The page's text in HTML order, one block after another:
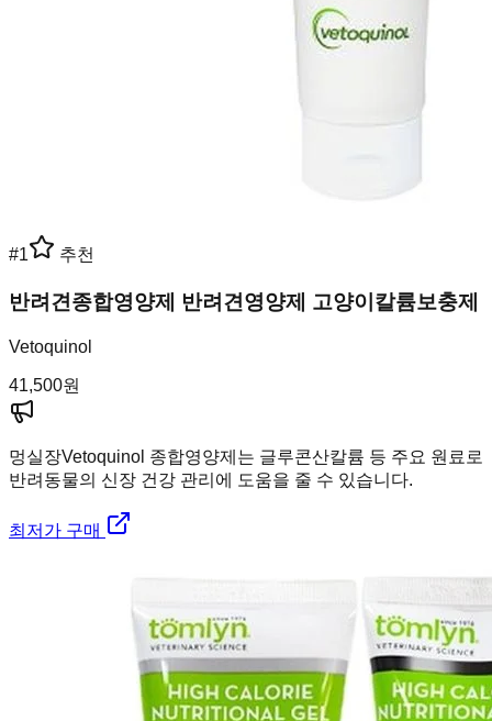
#1 추천
반려견종합영양제 반려견영양제 고양이칼륨보충제
Vetoquinol
41,500원
멍실장Vetoquinol 종합영양제는 글루콘산칼륨 등 주요 원료로
반려동물의 신장 건강 관리에 도움을 줄 수 있습니다.
최저가 구매